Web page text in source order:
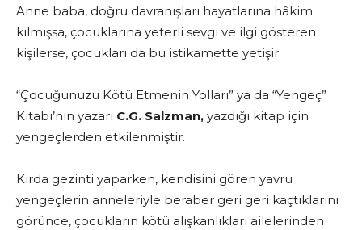
Anne baba, doğru davranışları hayatlarına hâkim
kılmışsa, çocuklarına yeterli sevgi ve ilgi gösteren
kişilerse, çocukları da bu istikamette yetişir
“Çocuğunuzu Kötü Etmenin Yolları” ya da “Yengeç”
Kitabı’nın yazarı C.G. Salzman, yazdığı kitap için
yengeçlerden etkilenmiştir.
Kırda gezinti yaparken, kendisini gören yavru
yengeçlerin anneleriyle beraber geri geri kaçtıklarını
görünce, çocukların kötü alışkanlıkları ailelerinden